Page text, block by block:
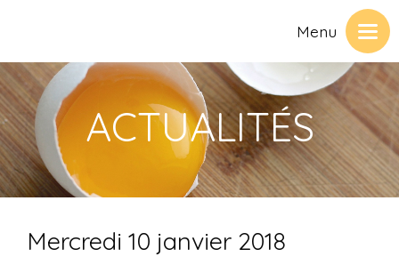
Menu
ACTUALITÉS
Mercredi 10 janvier 2018